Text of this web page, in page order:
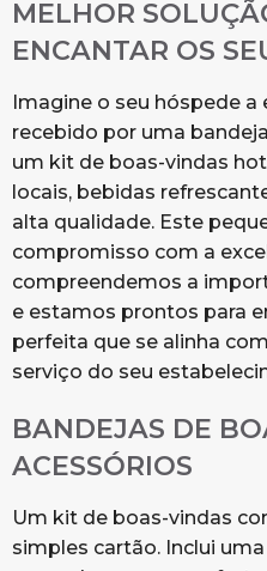
MELHOR
ENCANTAR OS
Imagine o seu hóspede
recebido por uma
um kit de boas-vindas
locais, bebidas
alta qualidade. Este
compromisso com a
compreendemos a
e estamos prontos para
perfeita que se alinha
serviço do seu
BANDEJAS DE
ACESSÓRIOS
Um kit de boas-vindas
simples cartão. Inclui